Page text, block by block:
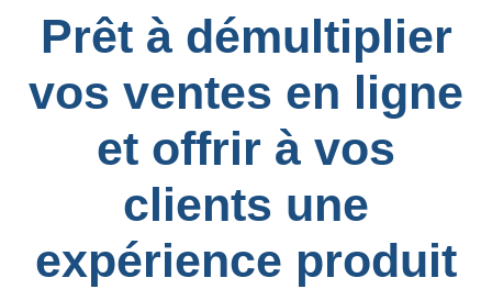
Prêt à démultiplier
vos ventes en ligne
et offrir à vos
clients une
expérience produit